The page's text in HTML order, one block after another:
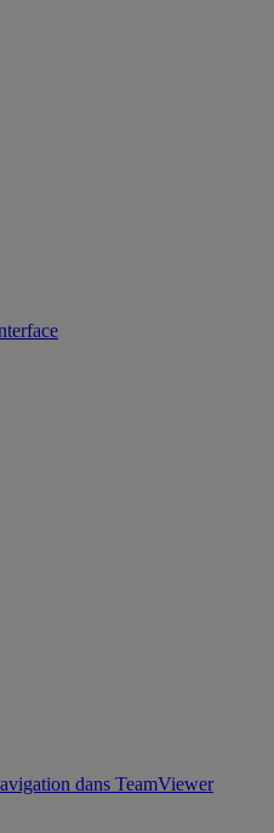
dans TeamViewer